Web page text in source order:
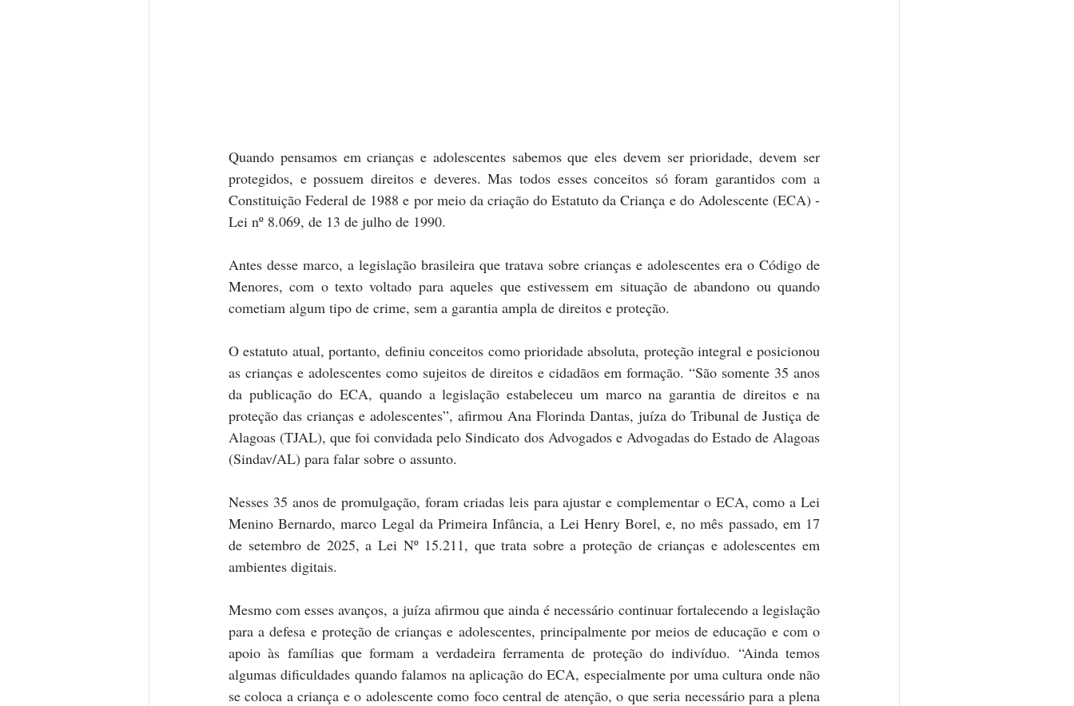
Quando pensamos em crianças e adolescentes sabemos que eles devem ser prioridade, devem ser
protegidos, e possuem direitos e deveres. Mas todos esses conceitos só foram garantidos com a
Constituição Federal de 1988 e por meio da criação do Estatuto da Criança e do Adolescente (ECA) -
Lei nº 8.069, de 13 de julho de 1990.
Antes desse marco, a legislação brasileira que tratava sobre crianças e adolescentes era o Código de
Menores, com o texto voltado para aqueles que estivessem em situação de abandono ou quando
cometiam algum tipo de crime, sem a garantia ampla de direitos e proteção.
O estatuto atual, portanto, definiu conceitos como prioridade absoluta, proteção integral e posicionou
as crianças e adolescentes como sujeitos de direitos e cidadãos em formação. “São somente 35 anos
da publicação do ECA, quando a legislação estabeleceu um marco na garantia de direitos e na
proteção das crianças e adolescentes”, afirmou Ana Florinda Dantas, juíza do Tribunal de Justiça de
Alagoas (TJAL), que foi convidada pelo Sindicato dos Advogados e Advogadas do Estado de Alagoas
(Sindav/AL) para falar sobre o assunto.
Nesses 35 anos de promulgação, foram criadas leis para ajustar e complementar o ECA, como a Lei
Menino Bernardo, marco Legal da Primeira Infância, a Lei Henry Borel, e, no mês passado, em 17
de setembro de 2025, a Lei Nº 15.211, que trata sobre a proteção de crianças e adolescentes em
ambientes digitais.
Mesmo com esses avanços, a juíza afirmou que ainda é necessário continuar fortalecendo a legislação
para a defesa e proteção de crianças e adolescentes, principalmente por meios de educação e com o
apoio às famílias que formam a verdadeira ferramenta de proteção do indivíduo. “Ainda temos
algumas dificuldades quando falamos na aplicação do ECA, especialmente por uma cultura onde não
se coloca a criança e o adolescente como foco central de atenção, o que seria necessário para a plena